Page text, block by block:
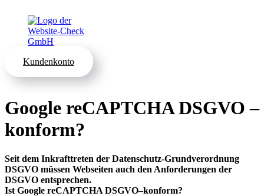
Kundenkonto
Google reCAPTCHA DSGVO –
konform?
Seit dem Inkrafttreten der Datenschutz-Grundverordnung
DSGVO müssen Webseiten auch den Anforderungen der
DSGVO entsprechen.
Ist Google reCAPTCHA DSGVO–konform?